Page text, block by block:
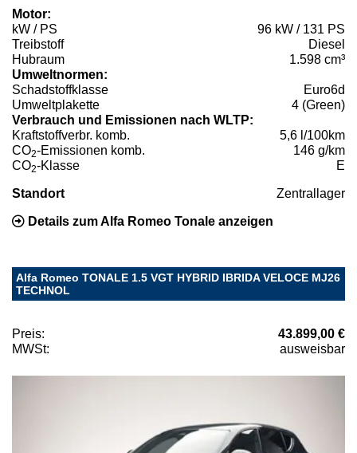
Motor:
kW / PS
96 kW / 131 PS
Treibstoff
Diesel
Hubraum
1.598 cm³
Umweltnormen:
Schadstoffklasse
Euro6d
Umweltplakette
4 (Green)
Verbrauch und Emissionen nach WLTP:
Kraftstoffverbr. komb.
5,6 l/100km
CO2-Emissionen komb.
146 g/km
CO2-Klasse E
Standort Zentrallager
Details zum Alfa Romeo Tonale anzeigen
Alfa Romeo TONALE 1.5 VGT HYBRID IBRIDA VELOCE MJ26
TECHNOL
Preis:
43.899,00 €
MWSt:
ausweisbar